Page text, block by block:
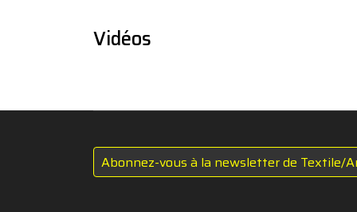
Vidéos
Abonnez-vous à la newsletter de Textile/